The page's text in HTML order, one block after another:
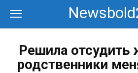
контенту
Решила отсудить
родственники